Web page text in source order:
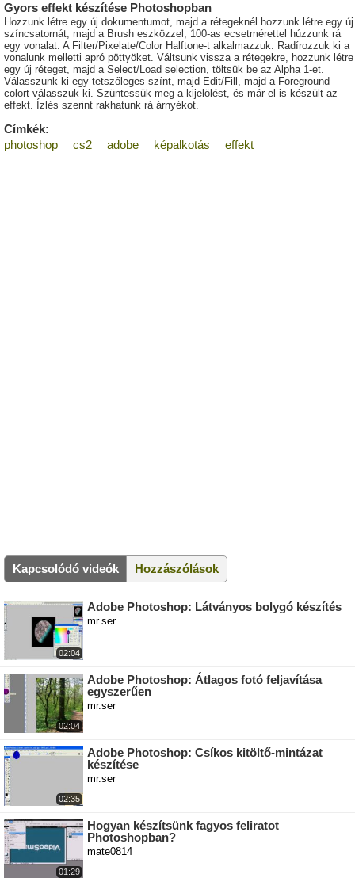
Gyors effekt készítése Photoshopban
Hozzunk létre egy új dokumentumot, majd a rétegeknél hozzunk létre egy új
színcsatornát, majd a Brush eszközzel, 100-as ecsetmérettel húzzunk rá
egy vonalat. A Filter/Pixelate/Color Halftone-t alkalmazzuk. Radírozzuk ki a
vonalunk melletti apró pöttyöket. Váltsunk vissza a rétegekre, hozzunk létre
egy új réteget, majd a Select/Load selection, töltsük be az Alpha 1-et.
Válasszunk ki egy tetszőleges színt, majd Edit/Fill, majd a Foreground
colort válasszuk ki. Szüntessük meg a kijelölést, és már el is készült az
effekt. Ízlés szerint rakhatunk rá árnyékot.
Címkék:
photoshop
cs2 adobe képalkotás effekt
Kapcsolódó videók Hozzászólások
02:04
Adobe Photoshop: Látványos bolygó készítés
mr.ser
02:04
Adobe Photoshop: Átlagos fotó feljavítása
egyszerűen
mr.ser
02:35
Adobe Photoshop: Csíkos kitöltő-mintázat
készítése
mr.ser
01:29
Hogyan készítsünk fagyos feliratot
Photoshopban?
mate0814